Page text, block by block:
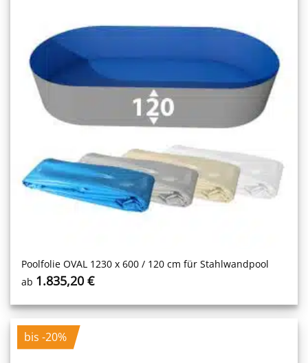
Poolfolie OVAL 1230 x 600 / 120 cm für Stahlwandpool
ab 1.835,20€
bis -20%